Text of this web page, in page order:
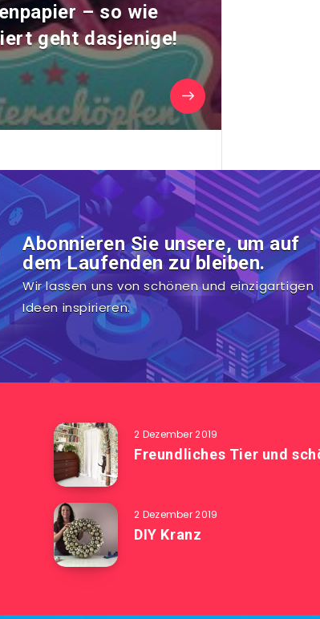
– so wie
geht dasjenige!
Abonnieren Sie unsere, um auf
dem Laufenden zu bleiben.
Wir lassen uns von schönen und einzigartigen
Ideen inspirieren.
2 Dezember 2019
Freundliches Tier und
2 Dezember 2019
DIY Kranz